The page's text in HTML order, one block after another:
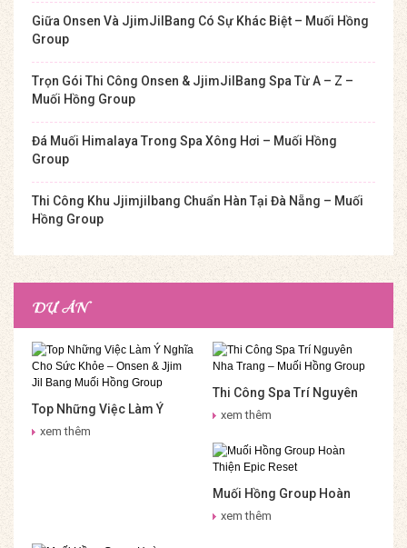
Giữa Onsen Và JjimJilBang Có Sự Khác Biệt – Muối Hồng
Group
Trọn Gói Thi Công Onsen & JjimJilBang Spa Từ A – Z –
Muối Hồng Group
Đá Muối Himalaya Trong Spa Xông Hơi – Muối Hồng
Group
Thi Công Khu Jjimjilbang Chuẩn Hàn Tại Đà Nẵng – Muối
Hồng Group
DỰ ÁN
Top Những Việc Làm Ý
Nghĩa Cho Sức Khỏe –
xem thêm
Thi Công Spa Trí Nguyên
Nha Trang – Muối Hồng
xem thêm
Muối Hồng Group Hoàn
Thiện Epic Reset
xem thêm